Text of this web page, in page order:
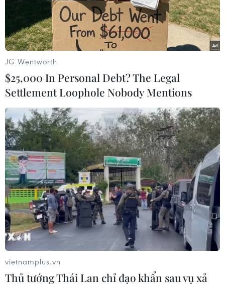
Trước đó, như phóng viên TTXVN đã đưa tin,
vào khoảng 16 giờ ngày 18/5, một nhóm 5 trẻ
(đều trú tại xã Xuân Hội, huyện Nghi Xuân) rủ
nhau xuống biển ở xã Xuân Hội để tắm.
Minh) và P.T.L (xóm Tân Ninh Châu), cùng học
lớp 9, không may bị sóng cuốn trôi ra xa và mất
tích.
Ngay khi sự việc xảy ra, gia đình, người dân địa
phương và lực lượng chức năng đã nỗ lực tìm
kiếm hai nạn nhân mất tích. Tuy nhiên, hai
ngày vừa qua sóng biển rất lớn khiến công tác
tìm kiếm gặp nhiều khó khăn.
Tỉnh Hà Tĩnh đang bước vào cao điểm nắng
nóng. Đây cũng là thời điểm học sinh các cấp
bắt đầu nghỉ hè, các em thường xuyên rủ nhau
đi tắm ở biển, ao, hồ, sông suối, tiềm ẩn nguy cơ
rất lớn xảy ra đuối nước.
JG Wentworth
$25,000 In Personal Debt? The Legal
Settlement Loophole Nobody Mentions
vietnamplus.vn
Thủ tướng Thái Lan chỉ đạo khẩn sau vụ xả